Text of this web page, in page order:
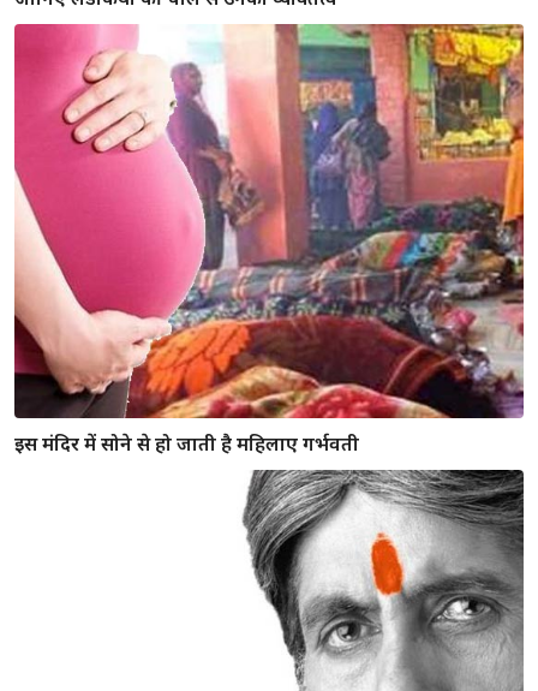
इस मंदिर में सोने से हो जाती है महिलाए गर्भवती